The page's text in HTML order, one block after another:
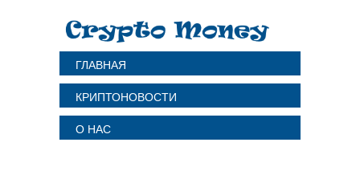
ГЛАВНАЯ
КРИПТОНОВОСТИ
О НАС